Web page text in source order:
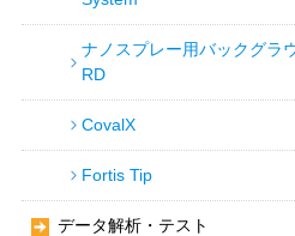
ナノスプレー用バックグラ
RD
CovalX
Fortis Tip
データ解析・テスト